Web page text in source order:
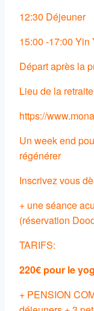
12:30 Déjeuner
15:00 -17:00 Yin
Départ après la
Lieu de la
https://
Un week end
régénérer
Inscrivez vous
+ une séance
(réservation
TARIFS:
220€ pour le
+ PENSION